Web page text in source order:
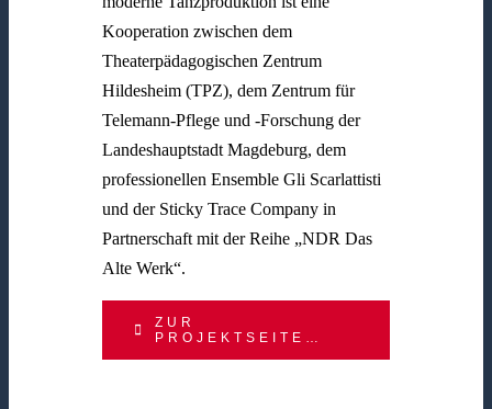
Kooperation zwischen dem
Theaterpädagogischen Zentrum
Hildesheim (TPZ), dem Zentrum für
Telemann-Pflege und -Forschung der
Landeshauptstadt Magdeburg, dem
professionellen Ensemble Gli Scarlattisti
und der Sticky Trace Company in
Partnerschaft mit der Reihe „NDR Das
Alte Werk“.
ZUR
PROJEKTSEITE…